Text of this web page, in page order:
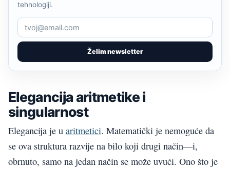
Želim newsletter
tehnologiji.
Elegancija aritmetike i
singularnost
Elegancija je u aritmetici. Matematički je nemoguće da
se ova struktura razvije na bilo koji drugi način—i,
obrnuto, samo na jedan način se može uvući. Ono što je